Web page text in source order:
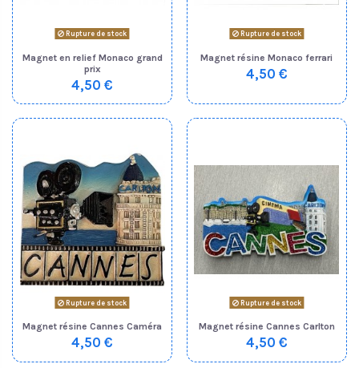
Rupture de stock
Magnet en relief Monaco grand
prix
4,50 €
Rupture de stock
Magnet résine Monaco ferrari
4,50 €
Rupture de stock
Magnet résine Cannes Caméra
4,50 €
Rupture de stock
Magnet résine Cannes Carlton
4,50 €